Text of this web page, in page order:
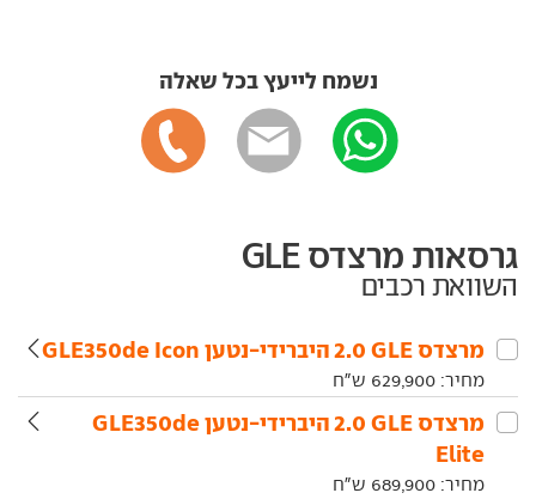
נשמח לייעץ בכל שאלה
גרסאות מרצדס GLE
השוואת רכבים
מרצדס‏ GLE‏ 2.0 היברידי-נטען GLE350de Icon
מחיר: 629,900 ש"ח
מרצדס‏ GLE‏ 2.0 היברידי-נטען GLE350de
Elite
מחיר: 689,900 ש"ח